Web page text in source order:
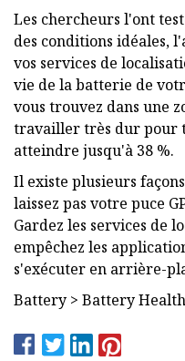
Les chercheurs l'ont
des conditions idéales,
vos services de
vie de la batterie de
vous trouvez dans une
travailler très dur pour
atteindre jusqu'à 38 %.
Il existe plusieurs
laissez pas votre puce
Gardez les services de
empêchez les
s'exécuter en arrière-
Battery > Battery